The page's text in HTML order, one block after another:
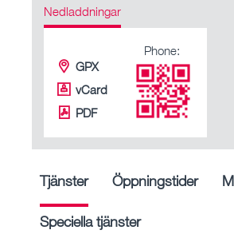
Nedladdningar
GPX
vCard
PDF
Phone:
Tjänster Öppningstider
Speciella tjänster